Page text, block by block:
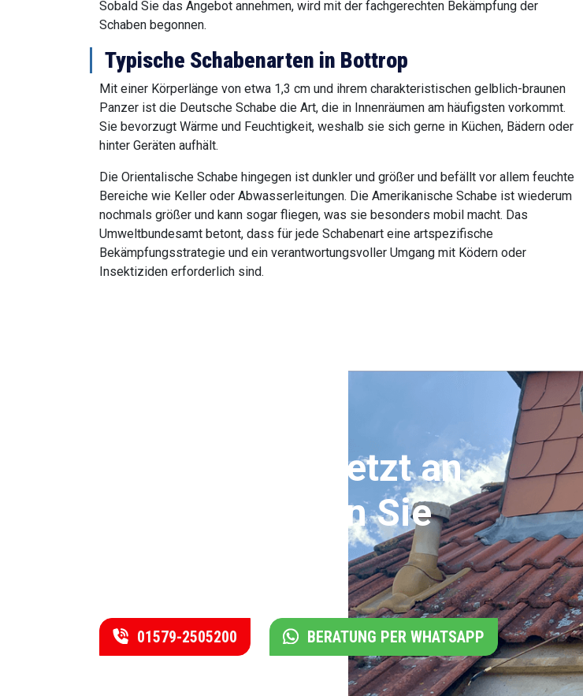
Sobald Sie das Angebot annehmen, wird mit der fachgerechten Bekämpfung der
Schaben begonnen.
Typische Schabenarten in Bottrop
Mit einer Körperlänge von etwa 1,3 cm und ihrem charakteristischen gelblich-braunen
Panzer ist die Deutsche Schabe die Art, die in Innenräumen am häufigsten vorkommt.
Sie bevorzugt Wärme und Feuchtigkeit, weshalb sie sich gerne in Küchen, Bädern oder
hinter Geräten aufhält.
Die Orientalische Schabe hingegen ist dunkler und größer und befällt vor allem feuchte
Bereiche wie Keller oder Abwasserleitungen. Die Amerikanische Schabe ist wiederum
nochmals größer und kann sogar fliegen, was sie besonders mobil macht. Das
Umweltbundesamt betont, dass für jede Schabenart eine artspezifische
Bekämpfungsstrategie und ein verantwortungsvoller Umgang mit Ködern oder
Insektiziden erforderlich sind.
Rufen Sie uns jetzt an
und vereinbaren Sie
01579-2505200 BERATUNG PER WHATSAPP